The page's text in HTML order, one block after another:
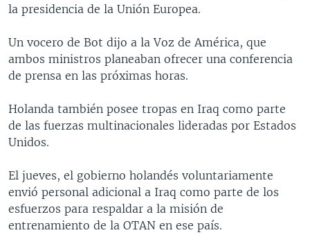
VENEZUELA
BRASIL
NICARAGUA
ECONOMÍA
ENTRETENIMIENTO Y CULTURA
TECNOLOGÍA
CIENCIA Y SALUD
MULTIMEDIA
VIDEOS
FOTOGRAFÍA
PROGRAMAS TV
EL MUNDO AL DÍA
VISIÓN 360
LAS CLAVES
RADIO
AUDIONOTICIAS
BUENOS DÍAS AMÉRICA
EL MUNDO AL DÍA [RADIO]
FORO [RADIO]
DOCUMENTALES DE LA VOA
SÍGANOS
la presidencia de la Unión Europea.
Un vocero de Bot dijo a la Voz de América, que
ambos ministros planeaban ofrecer una conferencia
de prensa en las próximas horas.
Holanda también posee tropas en Iraq como parte
de las fuerzas multinacionales lideradas por Estados
Unidos.
El jueves, el gobierno holandés voluntariamente
envió personal adicional a Iraq como parte de los
esfuerzos para respaldar a la misión de
entrenamiento de la OTAN en ese país.